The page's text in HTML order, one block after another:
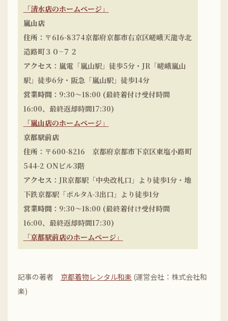
「清水店のホームページ」
嵐山店
住所 ：〒616-8374京都府京都市右京区嵯峨天龍寺北
造路町３０−７２
アクセス ：嵐電「嵐山駅」徒歩5分・JR「嵯峨嵐山
駅」徒歩6分・阪急「嵐山駅」徒歩14分
営業時間：9:30～18:00 (最終着付け受付時間
16:00、最終返却時間17:30)
「嵐山店のホームページ」
京都駅前店
住所 ：〒600-8216 京都府京都市下京区東塩小路町
544-2 ONビル3階
アクセス ：JR京都駅「中央改札口」より徒歩1分・地
下鉄京都駅「ポルタA-3出口」より徒歩1分
営業時間：9:30～18:00 (最終着付け受付時間
16:00、最終返却時間17:30)
「京都駅前店のホームページ」
記事の著者 京都着物レンタル和楽 (運営会社：株式会社和
楽)